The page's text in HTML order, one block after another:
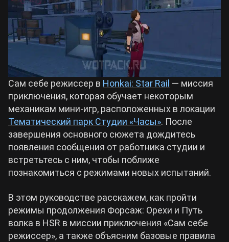
Crimson Desert
Zenless Zone Zero
Kingdom Come: Deliverance 2
Path of Exile 2
Wuthering Waves
Hogwarts Legacy
Билды Arknights: Endfield
Билды Wuthering Waves
Билды Cyberpunk 2077
Билды Path of Exile 2
Сам себе режиссер в Honkai: Star Rail — миссия
приключения, которая обучает некоторым
механикам мини-игр, расположенных в локации
Тематический парк Студии «Часы». После
завершения основного сюжета дождитесь
появления сообщения от работника студии и
встретьтесь с ним, чтобы поближе
познакомиться с режимами новых испытаний.
В этом руководстве расскажем, как пройти
режимы продолжения Форсаж: Орехи и Путь
волка в HSR в миссии приключения «Сам себе
режиссер», а также объясним базовые правила